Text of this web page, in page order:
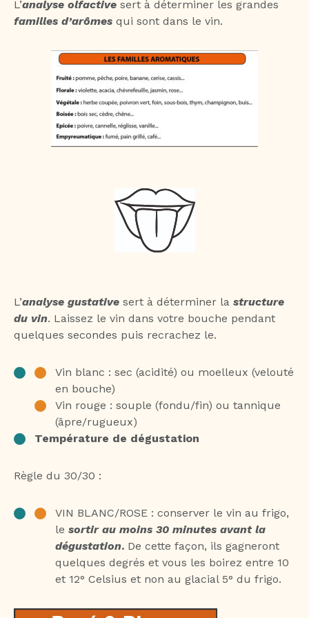
L’analyse olfactive sert à déterminer les grandes
familles d’arômes qui sont dans le vin.
L’analyse gustative sert à déterminer la structure
du vin. Laissez le vin dans votre bouche pendant
quelques secondes puis recrachez le.
Vin blanc : sec (acidité) ou moelleux (velouté
en bouche)
Vin rouge : souple (fondu/fin) ou tannique
(âpre/rugueux)
Température de dégustation
Règle du 30/30 :
VIN BLANC/ROSE : conserver le vin au frigo,
le sortir au moins 30 minutes avant la
dégustation. De cette façon, ils gagneront
quelques degrés et vous les boirez entre 10
et 12° Celsius et non au glacial 5° du frigo.